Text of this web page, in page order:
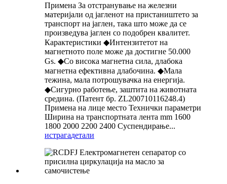
Примена За отстранување на железни
материјали од јагленот на пристаништето за
транспорт на јаглен, така што може да се
произведува јаглен со подобрен квалитет.
Карактеристики ◆Интензитетот на
магнетното поле може да достигне 50.000
Gs. ◆Со висока магнетна сила, длабока
магнетна ефективна длабочина. ◆Мала
тежина, мала потрошувачка на енергија.
◆Сигурно работење, заштита на животната
средина. (Патент бр. ZL200710116248.4)
Примена на лице место Технички параметри
Ширина на транспортната лента mm 1600
1800 2000 2200 2400 Суспендирање...
истрагадетали